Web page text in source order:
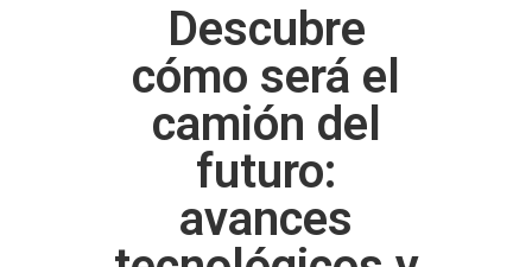
Descubre
cómo será el
camión del
futuro:
avances